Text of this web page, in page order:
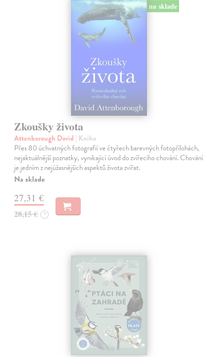
na sklade
Zkoušky života
Attenborough David | Kniha
Přes 80 úchvatných fotografií ve čtyřech barevných fotopřílohách,
nejaktuálnější poznatky, vynikající úvod do zvířecího chování. Chování
je jedním z nejúžasnějších aspektů života zvířat.
Na sklade
27,31 €
28,15 € ?